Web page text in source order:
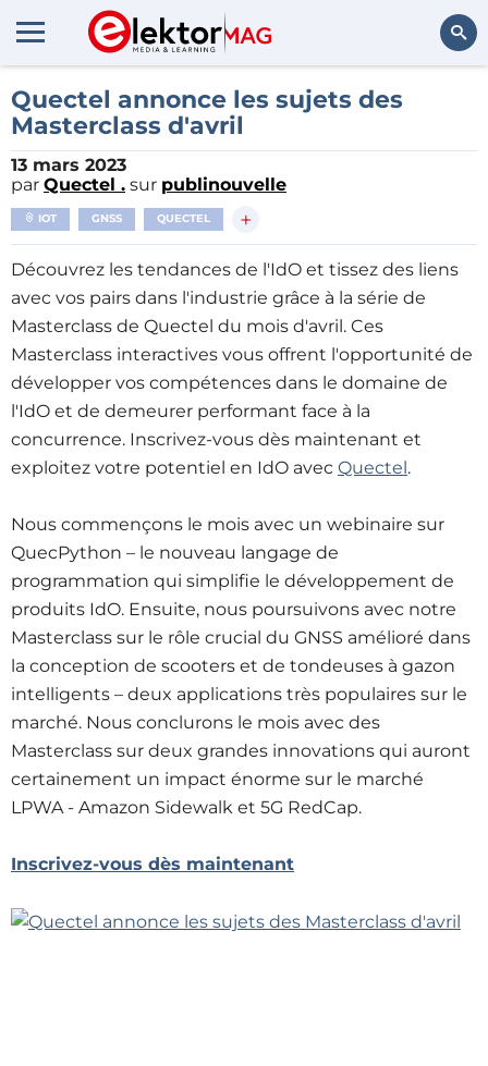
Rechercher
Quectel annonce les sujets des
Masterclass d'avril
13 mars 2023
par Quectel . sur publinouvelle
IOT GNSS QUECTEL +
Découvrez les tendances de l'IdO et tissez des liens
avec vos pairs dans l'industrie grâce à la série de
Masterclass de Quectel du mois d'avril. Ces
Masterclass interactives vous offrent l'opportunité de
développer vos compétences dans le domaine de
l'IdO et de demeurer performant face à la
concurrence. Inscrivez-vous dès maintenant et
exploitez votre potentiel en IdO avec Quectel.
Nous commençons le mois avec un webinaire sur
QuecPython – le nouveau langage de
programmation qui simplifie le développement de
produits IdO. Ensuite, nous poursuivons avec notre
Masterclass sur le rôle crucial du GNSS amélioré dans
la conception de scooters et de tondeuses à gazon
intelligents – deux applications très populaires sur le
marché. Nous conclurons le mois avec des
Masterclass sur deux grandes innovations qui auront
certainement un impact énorme sur le marché
LPWA - Amazon Sidewalk et 5G RedCap.
Inscrivez-vous dès maintenant